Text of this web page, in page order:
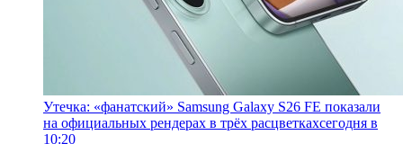
Утечка: «фанатский» Samsung Galaxy S26 FE показали
на официальных рендерах в трёх расцветкахсегодня в
10:20